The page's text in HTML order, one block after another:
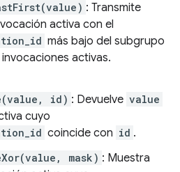
: Transmite
activa con el
más bajo del subgrupo
activas.
id) : Devuelve value
cuyo
coincide con id .
mask) : Muestra